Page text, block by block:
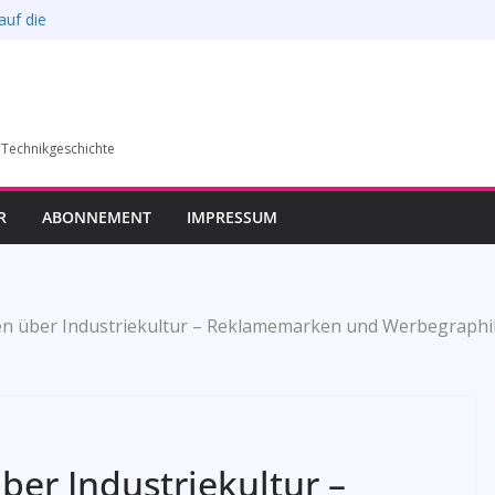
die
in Bochum vom
ABONNEMENT IMPRESSUM
über Industriekultur – Reklamemarken und
Industriekultur –